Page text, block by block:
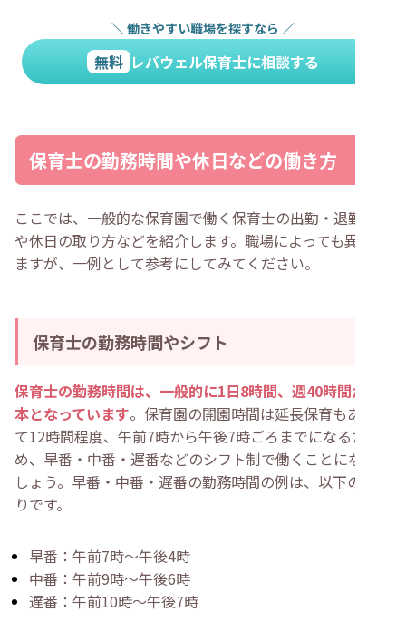
＼ 働きやすい職場を探すなら ／
無料 レバウェル保育士に相談する
保育士の勤務時間や休日などの働き方
ここでは、一般的な保育園で働く保育士の出勤・退勤時間
や休日の取り方などを紹介します。職場によっても異なり
ますが、一例として参考にしてみてください。
保育士の勤務時間やシフト
保育士の勤務時間は、一般的に1日8時間、週40時間が基
本となっています。保育園の開園時間は延長保育もあわせ
て12時間程度、午前7時から午後7時ごろまでになるた
め、早番・中番・遅番などのシフト制で働くことになるで
しょう。早番・中番・遅番の勤務時間の例は、以下のとお
りです。
早番：午前7時～午後4時
中番：午前9時～午後6時
遅番：午前10時～午後7時